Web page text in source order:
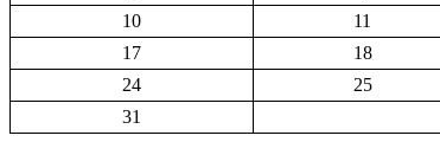
10
11
17
18
24
25
31